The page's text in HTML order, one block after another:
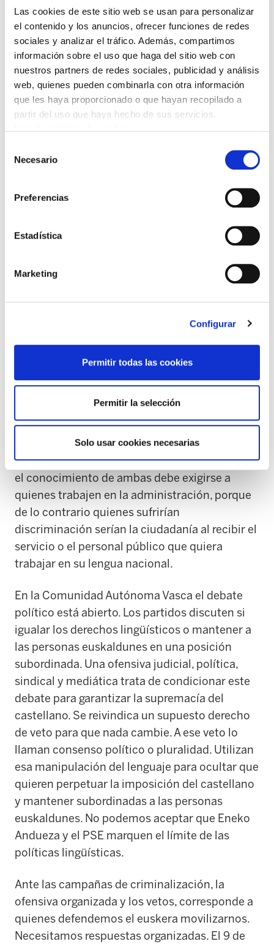
Las cookies de este sitio web se usan para personalizar
el contenido y los anuncios, ofrecer funciones de redes
sociales y analizar el tráfico. Además, compartimos
información sobre el uso que haga del sitio web con
nuestros partners de redes sociales, publicidad y análisis
web, quienes pueden combinarla con otra información
que les haya proporcionado o que hayan recopilado a
partir del uso que haya hecho de sus servicios.
Necesario
Preferencias
Estadística
Marketing
Configurar
Permitir todas las cookies
Permitir la selección
Solo usar cookies necesarias
aprenderlo. Defendemos también que, si una
persona realiza el esfuerzo de aprender euskera
pero no obtiene la certificación, se contemple
una excepción en el requisito lingüístico.
A estas propuestas solo pueden oponerse
quienes quieren imponer la supremacía del
sindicatos que han condenado al alumnado del
sistema educativo a no conocer el euskera (al
imponer los modelos A y B en el debate de la
reservar puestos de trabajo públicos para esas
personas que no saben euskera. Les niegan el
adultas, defienden que están discriminadas
Estos agentes se muestran a favor del euskera,
Sin embargo, son quienes se han alineado con
sindicatos defienden en Cataluña, Baleares,
Valencia o Galicia). En esos territorios tienen
claro que el sistema educativo debe garantizar
el aprendizaje de ambas lenguas oficiales y que
el conocimiento de ambas debe exigirse a
quienes trabajen en la administración, porque
de lo contrario quienes sufrirían
discriminación serían la ciudadanía al recibir el
servicio o el personal público que quiera
trabajar en su lengua nacional.
En la Comunidad Autónoma Vasca el debate
político está abierto. Los partidos discuten si
igualar los derechos lingüísticos o mantener a
las personas euskaldunes en una posición
subordinada. Una ofensiva judicial, política,
sindical y mediática trata de condicionar este
debate para garantizar la supremacía del
castellano. Se reivindica un supuesto derecho
de veto para que nada cambie. A ese veto lo
llaman consenso político o pluralidad. Utilizan
esa manipulación del lenguaje para ocultar que
quieren perpetuar la imposición del castellano
y mantener subordinadas a las personas
euskaldunes. No podemos aceptar que Eneko
Andueza y el PSE marquen el límite de las
políticas lingüísticas.
Ante las campañas de criminalización, la
ofensiva organizada y los vetos, corresponde a
quienes defendemos el euskera movilizarnos.
Necesitamos respuestas organizadas. El 9 de